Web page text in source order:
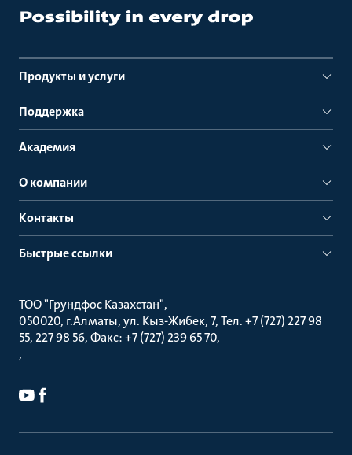
Продукты и услуги
Поддержка
Академия
О компании
Контакты
Быстрые ссылки
ТОО "Грундфос Казахстан"
050020, г.Алматы, ул. Кыз-Жибек, 7, Тел. +7 (727) 227 98
55, 227 98 56, Факс: +7 (727) 239 65 70